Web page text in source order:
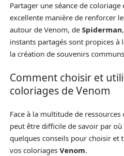
Partager une séance de
excellente manière de renforcer
autour de Venom, de Spiderman
instants partagés sont propices à
la création de souvenirs
Comment choisir et
coloriages de Venom
Face à la multitude de
peut être difficile de savoir par où
quelques conseils pour choisir et
vos coloriages Venom.